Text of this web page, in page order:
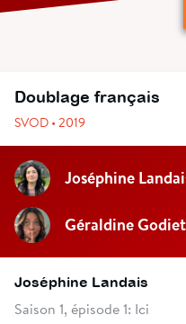
Doublage français
SVOD • 2019
Joséphine
Géraldine Godiet
Joséphine Landais
Saison 1, épisode 1: Ici